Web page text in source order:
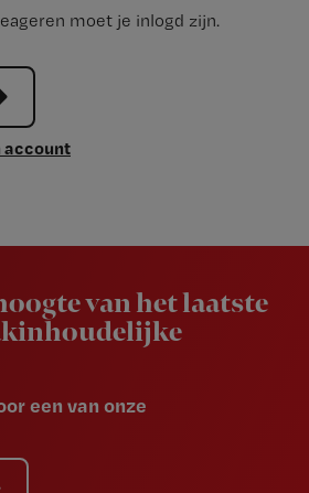
moet je inlogd zijn.
account
van het laatste
een van onze